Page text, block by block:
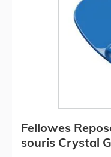
Fellowes
souris Crystal